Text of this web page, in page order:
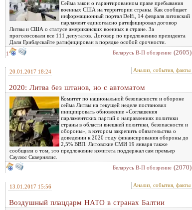
Сейма закон о гарантированном праве пребывания
военных США на территории страны. Как сообщает
информационный портал Delfi, 14 февраля литовский
парламент единогласно ратифицировал договор
Литвы и США о статусе американских военных в стране. За
проголосовали все 111 депутатов. Договор по предложению президента
Дали Грибаускайте ратифицирован в порядке особой срочности.
1
Беларусь В-П обозрение (2605)
20.01.2017 18:24 Анализ, события, факты
2020: Литва без штанов, но с автоматом
Комитет по национальной безопасности и обороне
сейма Литвы на текущей неделе постановил
инициировать обновление «Соглашения
парламентских партий о направлениях политики
страны в области внешней политики, безопасности и
обороны», в котором закрепить обязательства о
доведении к 2020 году финансирования обороны до
2,5% ВВП. Литовские СМИ 19 января также
сообщили о том, это предложение комитета поддержал сам премьер
Саулюс Сквернялис.
Беларусь В-П обозрение (2070)
13.01.2017 15:56 Анализ, события, факты
Воздушный плацдарм НАТО в странах Балтии